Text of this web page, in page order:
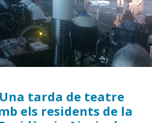
Una tarda de teatre
els residents de la